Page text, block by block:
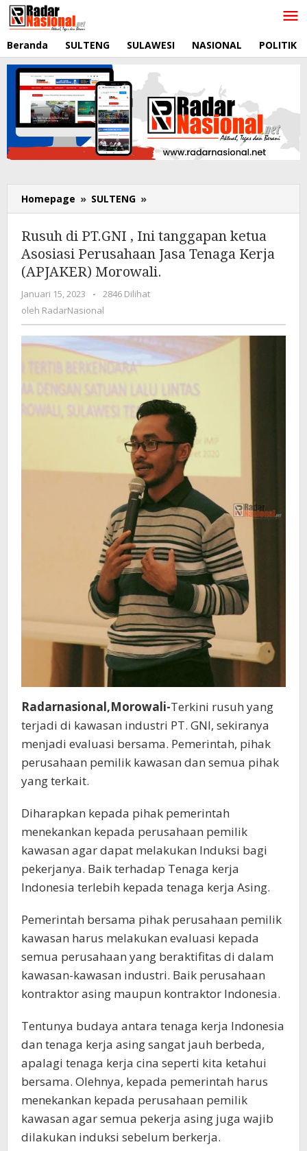
Lewati
ke
Beranda SULTENG SULAWESI NASIONAL POLITIK
Homepage » SULTENG »
di
,
Ini
tanggapan
Asosiasi
Jasa
Tenaga
Kerja
Morowali.
Rusuh di PT.GNI , Ini tanggapan ketua
Asosiasi Perusahaan Jasa Tenaga Kerja
(APJAKER) Morowali.
Januari 15, 2023
oleh
RadarNasional
-
2846 Dilihat
oleh RadarNasional
Radarnasional,Morowali-Terkini rusuh yang
terjadi di kawasan industri PT. GNI, sekiranya
menjadi evaluasi bersama. Pemerintah, pihak
perusahaan pemilik kawasan dan semua pihak
yang terkait.
Diharapkan kepada pihak pemerintah
menekankan kepada perusahaan pemilik
kawasan agar dapat melakukan Induksi bagi
pekerjanya. Baik terhadap Tenaga kerja
Indonesia terlebih kepada tenaga kerja Asing.
Pemerintah bersama pihak perusahaan pemilik
kawasan harus melakukan evaluasi kepada
semua perusahaan yang beraktifitas di dalam
kawasan-kawasan industri. Baik perusahaan
kontraktor asing maupun kontraktor Indonesia.
Tentunya budaya antara tenaga kerja Indonesia
dan tenaga kerja asing sangat jauh berbeda,
apalagi tenaga kerja cina seperti kita ketahui
bersama. Olehnya, kepada pemerintah harus
menekankan kepada perusahaan pemilik
kawasan agar semua pekerja asing juga wajib
dilakukan induksi sebelum berkerja.